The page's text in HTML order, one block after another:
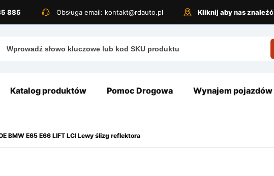
885 Obsługa email: kontakt@rdauto.pl Kliknij aby nas znaleźć
Katalog produktów Pomoc Drogowa Wynajem pojazdów
BMW E65 E66 LIFT LCI Lewy ślizg reflektora